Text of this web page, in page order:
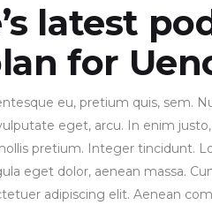
latest
for
eu, pretium quis, sem.
eget, arcu. In enim
pretium. Integer tincidunt.
eget dolor, aenean massa.
adipiscing elit. Aenean